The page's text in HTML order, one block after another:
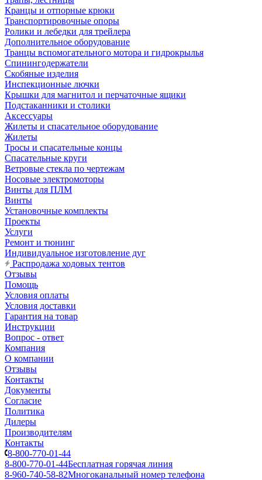
Кранцы и отпорные крюки
Транспортировочные опоры
Ролики и лебедки для трейлера
Дополнительное оборудование
Транцы вспомогательного мотора и гидрокрылья
Спинингодержатели
Скобяные изделия
Инспекционные лючки
Крышки для магнитол и перчаточные ящики
Подстаканники и столики
Аксессуары
Жилеты и спасательное оборудование
Жилеты
Тросы и спасательные концы
Спасательные круги
Ветровые стекла по чертежам
Носовые электромоторы
Винты для ПЛМ
Винты
Установочные комплекты
Проекты
Услуги
Ремонт и тюнинг
Индивидуальное изготовление дуг
Распродажа ходовых тентов
Отзывы
Помощь
Условия оплаты
Условия доставки
Гарантия на товар
Инструкции
Вопрос - ответ
Компания
О компании
Отзывы
Контакты
Документы
Согласие
Политика
Дилеры
Производителям
Контакты
8-800-770-01-44
8-800-770-01-44Бесплатная горячая линия
8-960-740-58-82Многоканальный номер телефона